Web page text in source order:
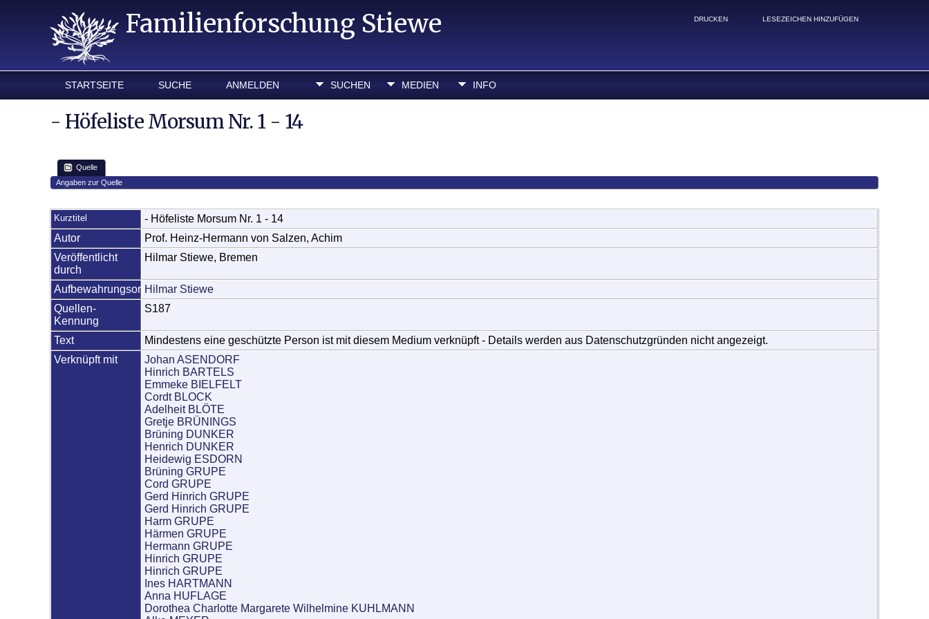
Familienforschung Stiewe
STARTSEITE SUCHE ANMELDEN SUCHEN MEDIEN INFO
DRUCKEN LESEZEICHEN HINZUFÜGEN
- Höfeliste Morsum Nr. 1 - 14
Quelle
Angaben zur Quelle
Kurztitel
- Höfeliste Morsum Nr. 1 - 14
Autor
Prof. Heinz-Hermann von Salzen, Achim
Veröffentlicht
durch
Hilmar Stiewe, Bremen
Aufbewahrungsort Hilmar Stiewe
Quellen-
Kennung
S187
Text
Mindestens eine geschützte Person ist mit diesem Medium verknüpft - Details werden aus Datenschutzgründen nicht angezeigt.
Verknüpft mit
Johan ASENDORF
Hinrich BARTELS
Emmeke BIELFELT
Cordt BLOCK
Adelheit BLÖTE
Gretje BRÜNINGS
Brüning DUNKER
Henrich DUNKER
Heidewig ESDORN
Brüning GRUPE
Cord GRUPE
Gerd Hinrich GRUPE
Gerd Hinrich GRUPE
Harm GRUPE
Härmen GRUPE
Hermann GRUPE
Hinrich GRUPE
Hinrich GRUPE
Ines HARTMANN
Anna HUFLAGE
Dorothea Charlotte Margarete Wilhelmine KUHLMANN